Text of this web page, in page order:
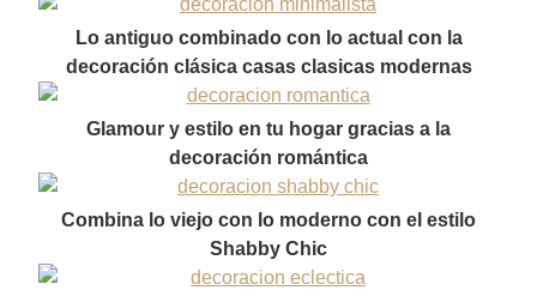
Lo antiguo combinado con lo actual con la
decoración clásica casas clasicas modernas
Glamour y estilo en tu hogar gracias a la
decoración romántica
Combina lo viejo con lo moderno con el estilo
Shabby Chic